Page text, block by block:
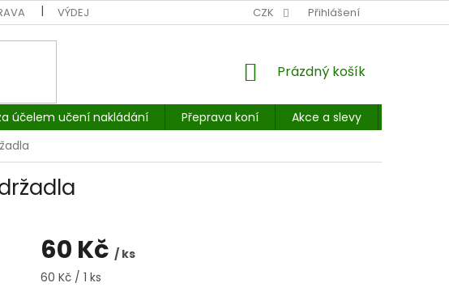
VÝDEJNÍ MÍSTO: BALÍKOVNA, PPL, GLS, SUPERVÝDEJNY, UPS
CZK Přihlášení
NÁKUPNÍ
Prázdný košík
účelem učení nakládání Přeprava koní Akce a slevy
60 Kč / ks
Měrná
60 Kč / 1 ks